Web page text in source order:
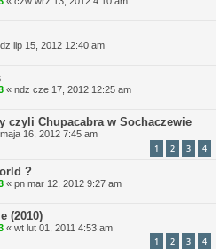
lip 15, 2012 12:40 am
« ndz cze 17, 2012 12:25 am
czyli Chupacabra w Sochaczewie
16, 2012 7:45 am
1 2 3 4
?
« pn mar 12, 2012 9:27 am
(2010)
« wt lut 01, 2011 4:53 am
1 2 3 4